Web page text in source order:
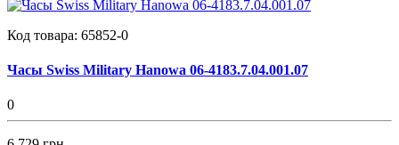
Код товара: 65852-0
Часы Swiss Military Hanowa 06-4183.7.04.001.07
0